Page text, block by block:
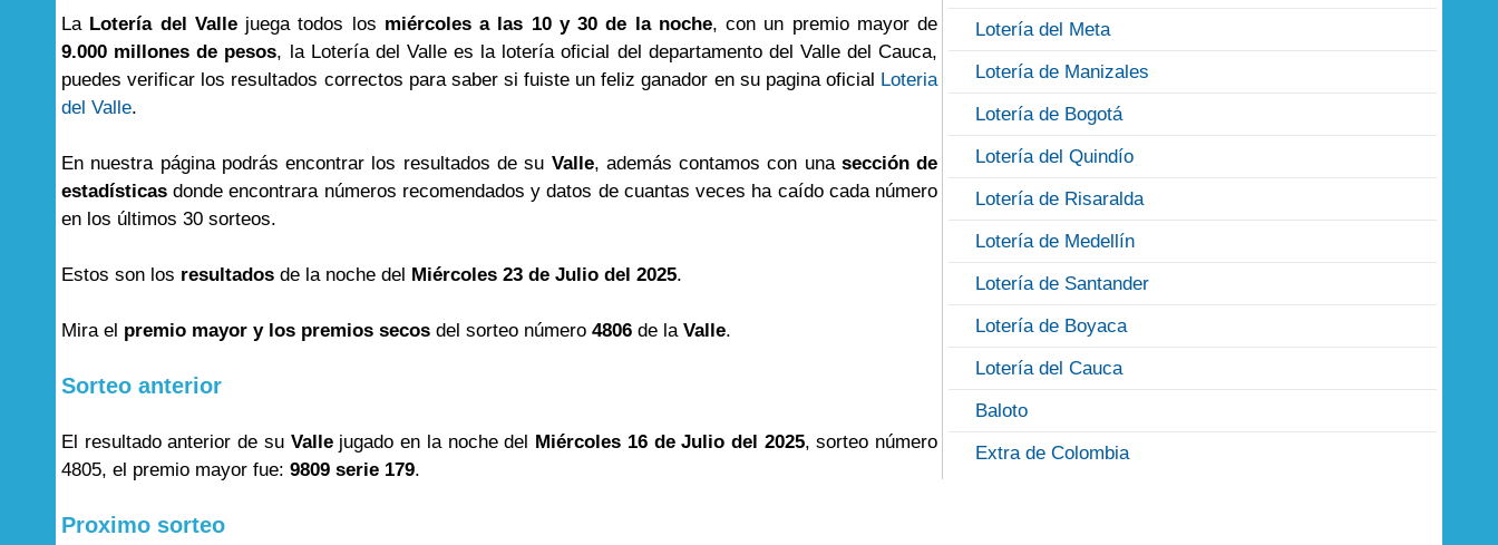
La Lotería del Vallejuega todos los miércoles a las 10 y 30 de la noche, con un premio mayor de
9.000 millones de pesos, la Lotería del Valle es la lotería oficial del departamento del Valle del Cauca,
puedes verificar los resultados correctos para saber si fuiste un feliz ganador en su pagina oficial Loteria
del Valle.
En nuestra página podrás encontrar los resultados de su Valle, además contamos con una sección de
estadísticas donde encontrara números recomendados y datos de cuantas veces ha caído cada número
en los últimos 30 sorteos.
Estos son los resultados de la noche del Miércoles 23 de Julio del 2025.
Mira el premio mayor y los premios secos del sorteo número 4806 de la Valle.
Sorteo anterior
El resultado anterior de su Vallejugado en la noche del Miércoles 16 de Julio del 2025, sorteo número
4805, el premio mayor fue: 9809 serie 179.
Proximo sorteo
Lotería del Meta
Lotería de Manizales
Lotería de Bogotá
Lotería del Quindío
Lotería de Risaralda
Lotería de Medellín
Lotería de Santander
Lotería de Boyaca
Lotería del Cauca
Baloto
Extra de Colombia